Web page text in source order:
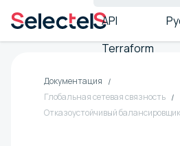
API
Terraform
Документация
Глобальная сетевая связность
Отказоустойчивый